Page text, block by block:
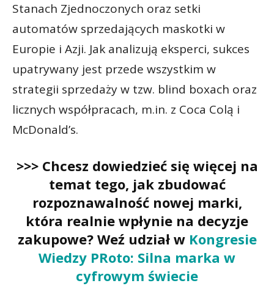
Stanach Zjednoczonych oraz setki
automatów sprzedających maskotki w
Europie i Azji. Jak analizują eksperci, sukces
upatrywany jest przede wszystkim w
strategii sprzedaży w tzw. blind boxach oraz
licznych współpracach, m.in. z Coca Colą i
McDonald’s.
>>> Chcesz dowiedzieć się więcej na
temat tego, jak zbudować
rozpoznawalność nowej marki,
która realnie wpłynie na decyzje
zakupowe? Weź udział w Kongresie
Wiedzy PRoto: Silna marka w
cyfrowym świecie